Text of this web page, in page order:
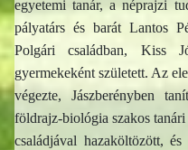
egyetemi tanár, a néprajzi
pályatárs és barát Lantos
Polgári családban, Kiss
gyermekeként született. Az
végezte, Jászberényben
földrajz-biológia szakos
családjával hazaköltözött,